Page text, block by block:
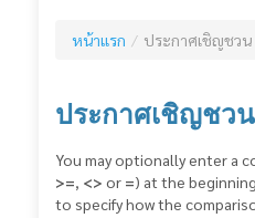
สำหรับบุคคลทั่วไป
แผนการจัดซื้อจัดจ้างประจ
รายงานสรุปผลการจัดซื้อ
หน้าแรก / ประกาศเชิญชวน
ประกาศเชิญชวน
You may optionally enter a
>=, <> or =) at the
to specify how the